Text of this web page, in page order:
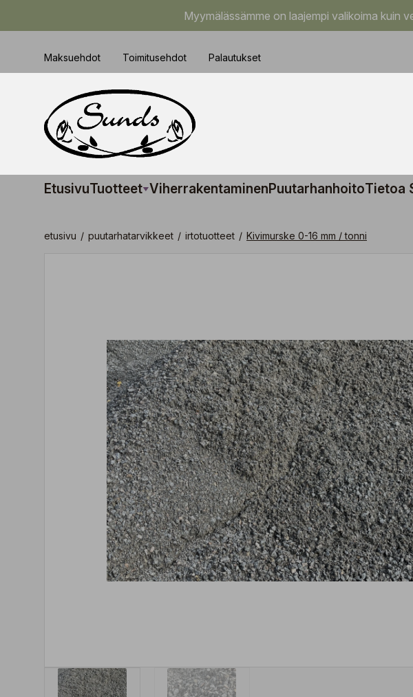
Myymälässämme on laajempi valikoima kuin
Maksuehdot Toimitusehdot Palautukset
EtusivuTuotteet ViherrakentaminenPuutarhanhoitoTietoa
etusivu / puutarhatarvikkeet / irtotuotteet / Kivimurske 0-16 mm / tonni